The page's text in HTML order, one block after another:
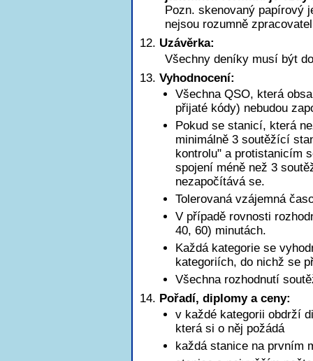
Pozn. skenovaný papírový
nejsou rozumně
Uzávěrka:
Všechny deníky musí být
Vyhodnocení:
Všechna QSO, která
přijaté kódy) nebudou
Pokud se stanicí, která
minimálně 3 soutěžící
kontrolu" a protistanicím
spojení méně než 3
nezapočítává se.
Tolerovaná vzájemná
V případě rovnosti
40, 60) minutách.
Každá kategorie se
kategoriích, do nichž se
Všechna rozhodnutí
Pořadí, diplomy a ceny:
v každé kategorii obdrží
která si o něj požádá
každá stanice na prvním